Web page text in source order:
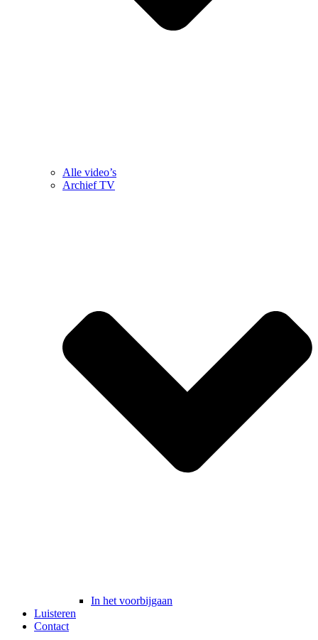
Alle video’s
Archief TV
In het voorbijgaan
Luisteren
Contact